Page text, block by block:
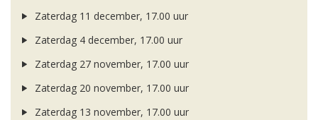
Zaterdag 11 december, 17.00 uur
Zaterdag 4 december, 17.00 uur
Zaterdag 27 november, 17.00 uur
Zaterdag 20 november, 17.00 uur
Zaterdag 13 november, 17.00 uur